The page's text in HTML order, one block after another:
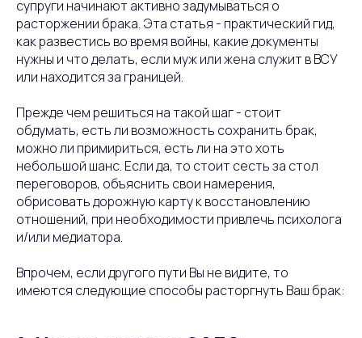
супруги начинают активно задумываться о
расторжении брака. Эта статья - практический гид,
как развестись во время войны, какие документы
нужны и что делать, если муж или жена служит в ВСУ
или находится за границей.
Прежде чем решиться на такой шаг - стоит
обдумать, есть ли возможность сохранить брак,
можно ли примириться, есть ли на это хоть
небольшой шанс. Если да, то стоит сесть за стол
переговоров, объяснить свои намерения,
обрисовать дорожную карту к восстановлению
отношений, при необходимости привлечь психолога
и/или медиатора.
Впрочем, если другого пути Вы не видите, то
имеются следующие способы расторгнуть Ваш брак: